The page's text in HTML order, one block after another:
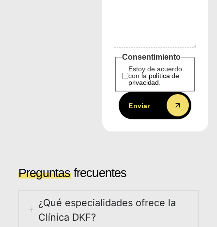
Consentimiento
Estoy de acuerdo
con la política de
privacidad.
Enviar
Preguntasfrecuentes
¿Qué especialidades ofrece la
Clínica DKF?